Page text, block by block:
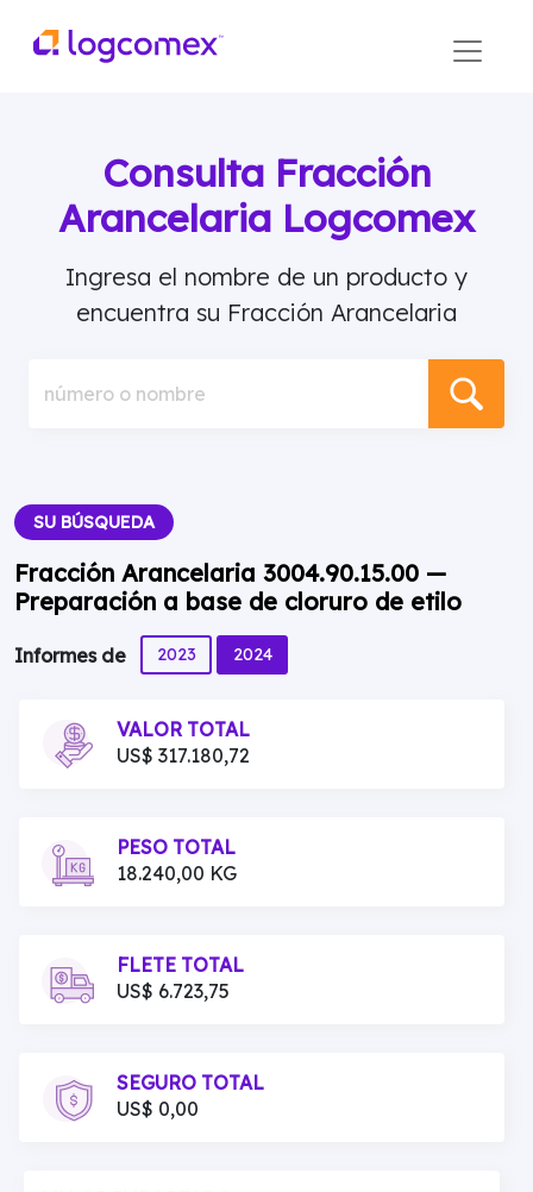
Consulta Fracción
Arancelaria Logcomex
Ingresa el nombre de un producto y
encuentra su Fracción Arancelaria
número o nombre
SU BÚSQUEDA
Fracción Arancelaria 3004.90.15.00 —
Preparación a base de cloruro de etilo
Informes de 2023 2024
VALOR TOTAL
US$ 317.180,72
PESO TOTAL
18.240,00 KG
FLETE TOTAL
US$ 6.723,75
SEGURO TOTAL
US$ 0,00